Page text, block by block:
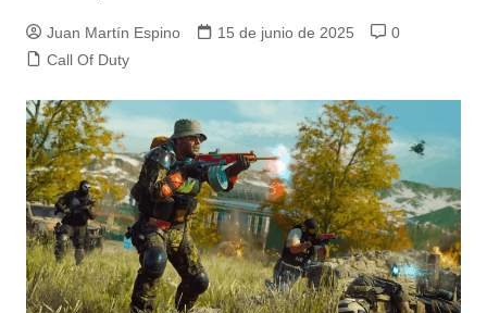
Juan Martín Espino 15 de junio de 2025
0
Call Of Duty